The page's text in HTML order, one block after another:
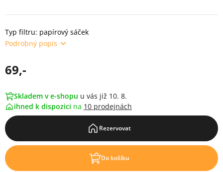
Typ filtru: papírový sáček
Podrobný popis
69,-
Skladem v e-shopu u vás již 10. 8.
ihned k dispozici na 10 prodejnách
Rezervovat
Do košíku